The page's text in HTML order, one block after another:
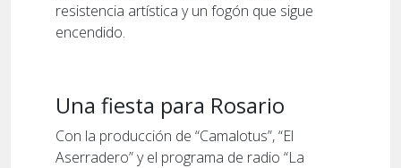
resistencia artística y un fogón que sigue
encendido.
Una fiesta para Rosario
Con la producción de “Camalotus”, “El
Aserradero” y el programa de radio “La